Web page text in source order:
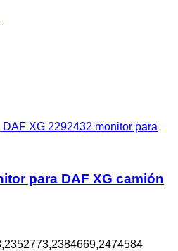
DAF XG 2292432 monitor para
para DAF XG camión